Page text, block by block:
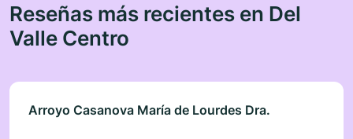
Reseñas más recientes en Del
Valle Centro
Arroyo Casanova María de Lourdes Dra.